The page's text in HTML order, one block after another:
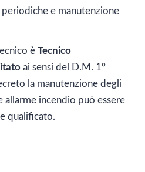
e manutenzione
è Tecnico
ai sensi del D.M. 1°
la manutenzione degli
allarme incendio può essere
qualificato.